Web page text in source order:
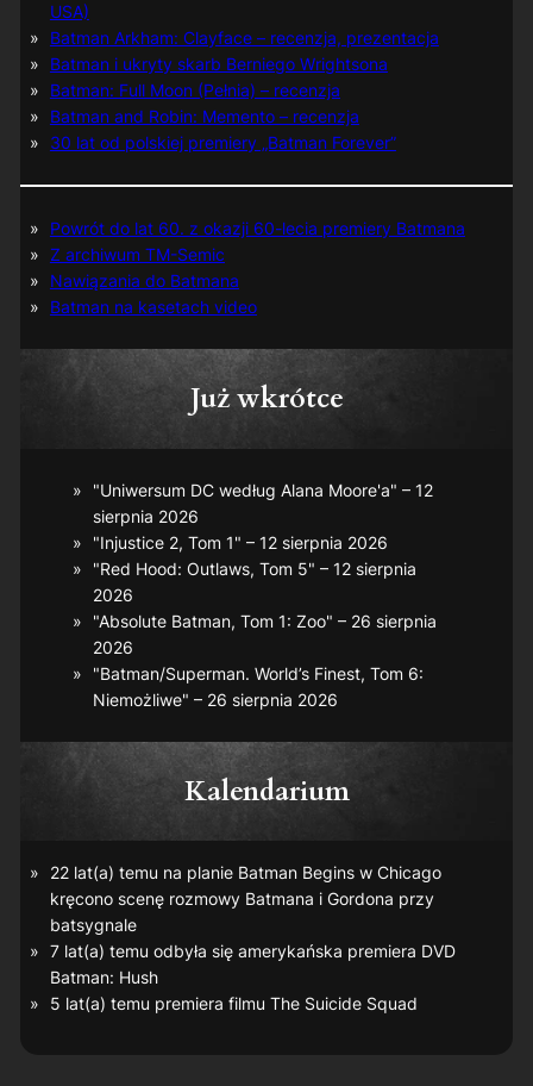
USA)
Batman Arkham: Clayface – recenzja, prezentacja
Batman i ukryty skarb Berniego Wrightsona
Batman: Full Moon (Pełnia) – recenzja
Batman and Robin: Memento – recenzja
30 lat od polskiej premiery „Batman Forever”
Powrót do lat 60. z okazji 60-lecia premiery Batmana
Z archiwum TM-Semic
Nawiązania do Batmana
Batman na kasetach video
Już wkrótce
"Uniwersum DC według Alana Moore'a" – 12
sierpnia 2026
"Injustice 2, Tom 1" – 12 sierpnia 2026
"Red Hood: Outlaws, Tom 5" – 12 sierpnia
2026
"Absolute Batman, Tom 1: Zoo" – 26 sierpnia
2026
"Batman/Superman. World’s Finest, Tom 6:
Niemożliwe" – 26 sierpnia 2026
Kalendarium
22 lat(a) temu na planie Batman Beginsw Chicago
kręcono scenę rozmowy Batmana i Gordona przy
batsygnale
7 lat(a) temu odbyła się amerykańska premiera DVD
Batman: Hush
5 lat(a) temu premiera filmu The Suicide Squad